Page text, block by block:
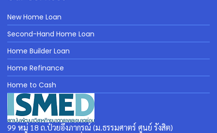
New Home Loan
Second-Hand Home Loan
Home Builder Loan
Home Refinance
Home to Cash
99 หมู่ 18 ถ.ป๋วยอึ๊งภากรณ์ (ม.ธรรมศาตร์ ศูนย์ รังสิต)